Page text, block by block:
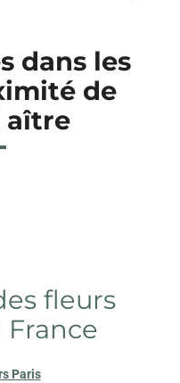
dans les
de
aître
fleurs
Paris